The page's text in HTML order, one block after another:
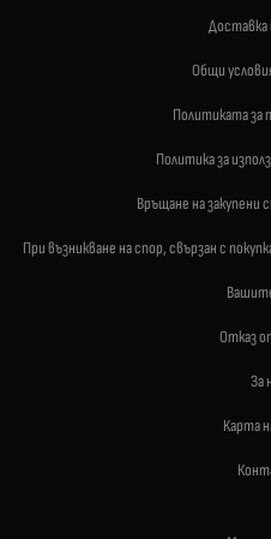
Доставка
Общи
Политиката за
Политика за
Връщане на закупени
При възникване на спор, свързан с
Отказ
За
Карта